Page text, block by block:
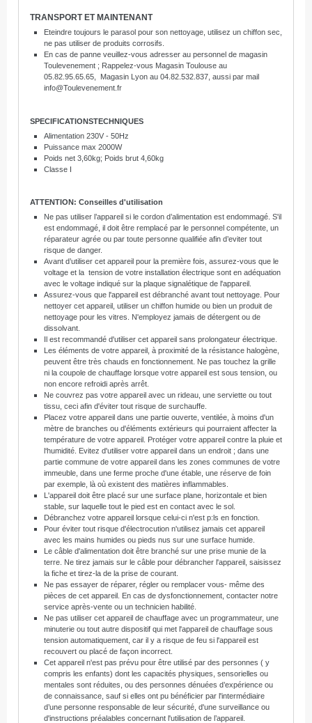
TRANSPORT ET MAINTENANT
Eteindre toujours le parasol pour son nettoyage, utilisez un chiffon sec,
ne pas utiliser de produits corrosifs.
En cas de panne veuillez-vous adresser au personnel de magasin
Toulevenement ; Rappelez-vous Magasin Toulouse au
05.82.95.65.65, Magasin Lyon au 04.82.532.837, aussi par mail
info@Toulevenement.fr
SPECIFICATIONSTECHNIQUES
Alimentation 230V - 50Hz
Puissance max 2000W
Poids net 3,60kg; Poids brut 4,60kg
Classe I
ATTENTION: Conseilles d'utilisation
Ne pas utiliser l’appareil si le cordon d’alimentation est endommagé. S'il
est endommagé, il doit être remplacé par le personnel compétente, un
réparateur agrée ou par toute personne qualifiée afin d’eviter tout
risque de danger.
Avant d’utiliser cet appareil pour la première fois, assurez-vous que le
voltage et la tension de votre installation électrique sont en adéquation
avec le voltage indiqué sur la plaque signalétique de l'appareil.
Assurez-vous que l'appareil est débranché avant tout nettoyage. Pour
nettoyer cet appareil, utiliser un chiffon humide ou bien un produit de
nettoyage pour les vitres. N'employez jamais de détergent ou de
dissolvant.
Il est recommandé d'utiliser cet appareil sans prolongateur électrique.
Les éléments de votre appareil, à proximité de la résistance halogène,
peuvent être très chauds en fonctionnement. Ne pas touchez la grille
ni la coupole de chauffage lorsque votre appareil est sous tension, ou
non encore refroidi après arrêt.
Ne couvrez pas votre appareil avec un rideau, une serviette ou tout
tissu, ceci afin d'éviter tout risque de surchauffe.
Placez votre appareil dans une partie ouverte, ventilée, à moins d'un
mètre de branches ou d'éléments extérieurs qui pourraient affecter la
température de votre appareil. Protéger votre appareil contre la pluie et
l‘humidité. Evitez d'utiliser votre appareil dans un endroit ; dans une
partie commune de votre appareil dans les zones communes de votre
immeuble, dans une ferme proche d'une étable, une réserve de foin
par exemple, là où existent des matières inflammables.
L'appareil doit être placé sur une surface plane, horizontale et bien
stable, sur laquelle tout le pied est en contact avec le sol.
Débranchez votre appareil lorsque celui-ci n'est p:ls en fonction.
Pour éviter tout risque d'électrocution n'utilisez jamais cet appareil
avec les mains humides ou pieds nus sur une surface humide.
Le câble d'alimentation doit être branché sur une prise munie de la
terre. Ne tirez jamais sur le câble pour débrancher l'appareil, saisissez
la fiche et tirez-la de la prise de courant.
Ne pas essayer de réparer, régler ou remplacer vous- même des
pièces de cet appareil. En cas de dysfonctionnement, contacter notre
service après-vente ou un technicien habilité.
Ne pas utiliser cet appareil de chauffage avec un programmateur, une
minuterie ou tout autre dispositif qui met l'appareil de chauffage sous
tension automatiquement, car il y a risque de feu si l'appareil est
recouvert ou placé de façon incorrect.
Cet appareil n'est pas prévu pour être utilisé par des personnes ( y
compris les enfants) dont les capacités physiques, sensorielles ou
mentales sont réduites, ou des personnes dénuées d’expérience ou
de connaissance, sauf si elles ont pu bénéficier par l'intermédiaire
d’une personne responsable de leur sécurité, d'une surveillance ou
d'instructions préalables concernant l'utilisation de l’appareil.